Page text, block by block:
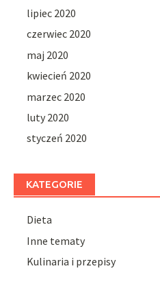
lipiec 2020
czerwiec 2020
maj 2020
kwiecień 2020
marzec 2020
luty 2020
styczeń 2020
KATEGORIE
Dieta
Inne tematy
Kulinaria i przepisy